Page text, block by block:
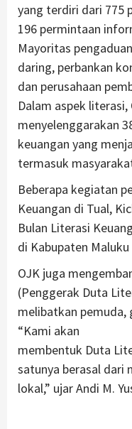
yang terdiri dari 775
196 permintaan
Mayoritas
daring, perbankan
dan perusahaan
Dalam aspek
menyelenggarakan
keuangan yang
termasuk
Beberapa kegiatan
Keuangan di Tual,
Bulan Literasi
di Kabupaten
OJK juga
(Penggerak Duta
melibatkan pemuda,
“Kami akan
membentuk Duta
satunya berasal dari
lokal,” ujar Andi M.